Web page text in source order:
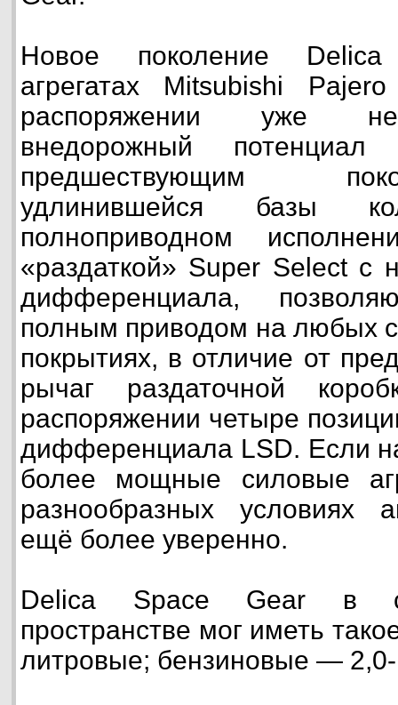
Новое поколение
агрегатах Mitsubishi
распоряжении уже
внедорожный
предшествующим
удлинившейся базы
полноприводном
«раздаткой» Super Select с
дифференциала,
полным приводом на любых
покрытиях, в отличие от
рычаг раздаточной
распоряжении четыре
дифференциала LSD. Если
более мощные силовые
разнообразных условиях
ещё более уверенно.
Delica Space Gear в
пространстве мог иметь
литровые; бензиновые —